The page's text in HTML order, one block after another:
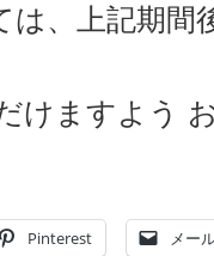
は、上記期間
けますよう
Pinterest メー